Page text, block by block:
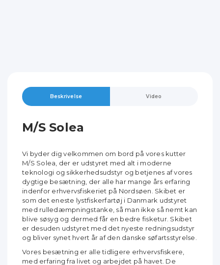
Beskrivelse Video
M/S Solea
Vi byder dig velkommen om bord på vores kutter
M/S Solea, der er udstyret med alt i moderne
teknologi og sikkerhedsudstyr og betjenes af vores
dygtige besætning, der alle har mange års erfaring
indenfor erhvervsfiskeriet på Nordsøen. Skibet er
som det eneste lystfiskerfartøj i Danmark udstyret
med rulledæmpningstanke, så man ikke så nemt kan
blive søsyg og dermed får en bedre fisketur. Skibet
er desuden udstyret med det nyeste redningsudstyr
og bliver synet hvert år af den danske søfartsstyrelse.
Vores besætning er alle tidligere erhvervsfiskere,
med erfaring fra livet og arbejdet på havet. De